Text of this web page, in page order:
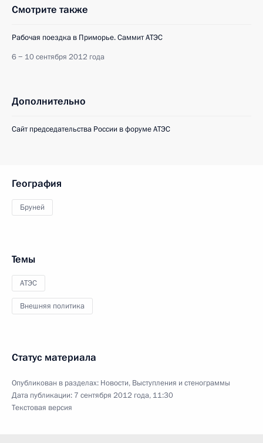
Смотрите также
Рабочая поездка в Приморье. Саммит АТЭС
6 − 10 сентября 2012 года
Дополнительно
Сайт председательства России в форуме АТЭС
География
Бруней
Темы
АТЭС
Внешняя политика
Статус материала
Опубликован в разделах: Новости, Выступления и стенограммы
Дата публикации: 7 сентября 2012 года, 11:30
Текстовая версия